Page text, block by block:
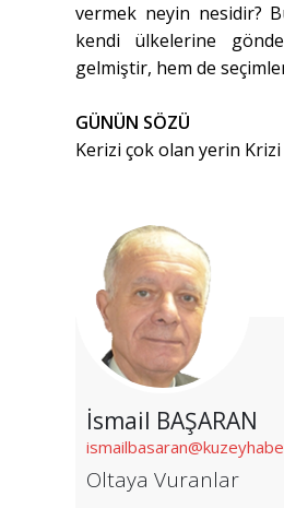
vermek neyin nesidir?
kendi ülkelerine
gelmiştir, hem de
GÜNÜN SÖZÜ
Kerizi çok olan yerin
İsmail BAŞARAN
Oltaya Vuranlar